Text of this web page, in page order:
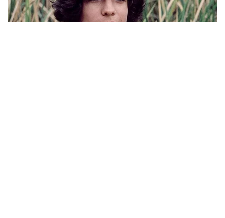
Dugaan Selingkuhan Sesama Jenis
Berita Viral 2 X